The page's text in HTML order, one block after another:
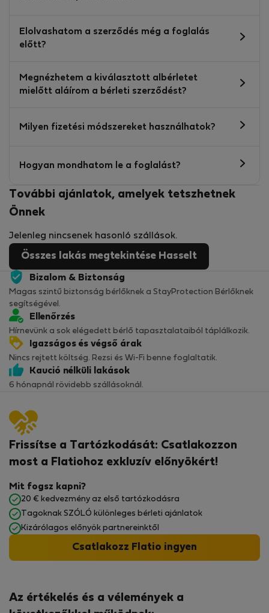
Elolvashatom a szerződés még a foglalás
előtt?
Megnézhetem a kiválasztott albérletet
mielőtt aláírom a bérleti szerződést?
Milyen fizetési módszereket használhatok?
Hogyan mondhatom le a foglalást?
További ajánlatok, amelyek tetszhetnek
Önnek
Jelenleg nincsenek hasonló szállások.
Összes lakás megtekintése Hasselt
Bizalom & Biztonság
Magas szintű biztonság bérlőknek a StayProtection Bérlőknek
segítségével.
Ellenőrzés
Hírnevünk a sok elégedett bérlő tapasztalataiból táplálkozik.
Igazságos és végső árak
Nincs rejtett költség. Rezsi és Wi-Fi benne foglaltatik.
Kaució nélküli lakások
6 hónapnál rövidebb szállásoknál.
Az értékelés és a vélemények a
Frissítse a Tartózkodását: Csatlakozzon
most a Flatiohoz exkluzív előnyökért!
Mit fogsz kapni?
20 € kedvezmény az első tartózkodásra
Tagoknak SZÓLÓ különleges bérleti ajánlatok
Kizárólagos előnyök partnereinktől
Csatlakozz Flatio ingyen